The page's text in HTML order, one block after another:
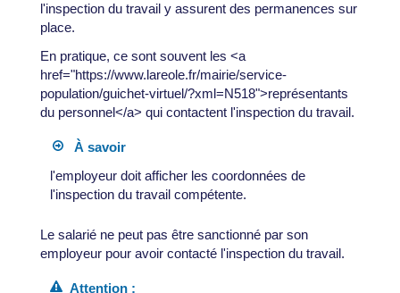
l'inspection du travail y assurent des permanences sur
place.
En pratique, ce sont souvent les <a
href="https://www.lareole.fr/mairie/service-
population/guichet-virtuel/?xml=N518">représentants
du personnel</a> qui contactent l'inspection du travail.
À savoir
l'employeur doit afficher les coordonnées de
l'inspection du travail compétente.
Le salarié ne peut pas être sanctionné par son
employeur pour avoir contacté l'inspection du travail.
Attention :